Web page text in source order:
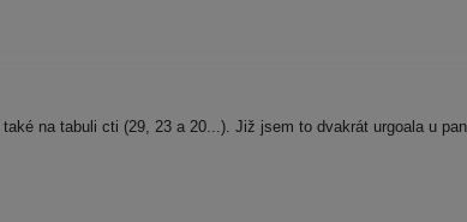
na tabuli cti (29, 23 a 20...). Již jsem to dvakrát urgoala u